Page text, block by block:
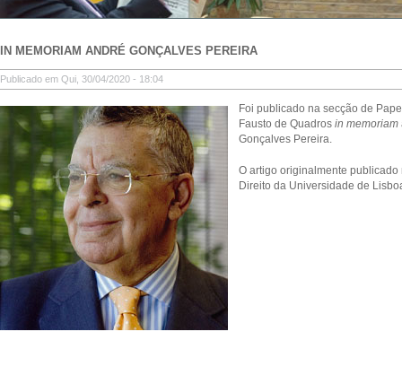
IN MEMORIAM ANDRÉ GONÇALVES PEREIRA
Publicado em Qui, 30/04/2020 - 18:04
Foi publicado na secção de
Fausto de Quadros in memoriam
Gonçalves Pereira.
O artigo originalmente
Direito da Universidade de